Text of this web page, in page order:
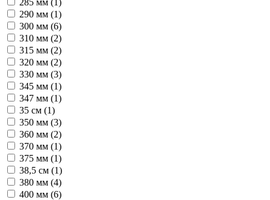
290 мм (1)
300 мм (6)
310 мм (2)
315 мм (2)
320 мм (2)
330 мм (3)
345 мм (1)
347 мм (1)
35 см (1)
350 мм (3)
360 мм (2)
370 мм (1)
375 мм (1)
38,5 см (1)
380 мм (4)
400 мм (6)